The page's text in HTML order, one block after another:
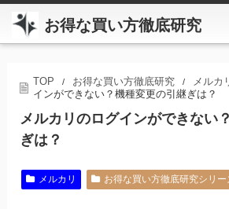
お得な買い方徹底研究
TOP / お得な買い方徹底研究 / メルカ
インができない？機種変更の引継ぎは？
メルカリのログインができない
ぎは？
メルカリ お得な買い方徹底研究シリー